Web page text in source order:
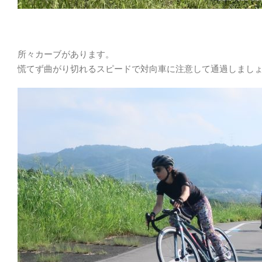
所々カーブがあります。
慌てず曲がり切れるスピードで対向車に注意して通過しまし